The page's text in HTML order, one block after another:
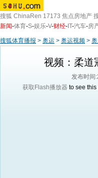
搜狐 ChinaRen 17173 焦点房地产
新闻-体育-S-娱乐-V-财经- IT-汽车-房
搜狐体育播报 > 奥运 > 奥运视频 >
视频：柔道
发布时间
获取Flash播放器 to see this